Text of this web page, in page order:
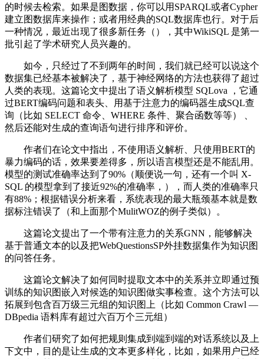
的时候去检索。如果是图数据，你可以用SPARQL或者Cypher
建立图数据库来操作；或者用经典的SQL数据库也行。对于后
一种情况，最近出现了很多新任务（），其中WikiSQL 是第一
批引起了学术研究人员兴趣的。
如今，只经过了不到两年的时间，我们就已经可以说这个
数据集已经基本被解决了，基于神经网络的方法也获得了超过
人类的表现。这篇论文中提出了语义解析模型 SQLova ，它通
过BERT编码问题和表头、用基于注意力的编码器生成SQL查
询（比如 SELECT 命令、WHERE 条件、聚合函数等等） 、
然后还能对生成的查询语句进行排序和评价。
作者们在论文中指出，不使用语义解析、只使用BERT的
暴力编码的话，效果要差得多，所以语言模型还是不能乱用。
模型的测试准确率达到了90%（顺便说一句，还有一个叫 X-
SQL 的模型拿到了接近92%的准确率，），而人类的准确率只
有88%；根据错误分析来看，系统表现的最大瓶颈基本就是数
据标注错误了（和上面那个MulitWOZ的例子类似）。
这篇论文提出了一个带有注意力的关系GNN，能够解决
基于普通文本的以及把WebQuestionsSP外挂数据集作为知识图
的问答任务。
这篇论文解决了如何同时提取文本中的关系并立即通过预
训练的知识图嵌入对候选的知识图做实事检查。这个方法可以
拓展到包含百万级三元组的知识图上（比如 Common Crawl —
DBpedia 语料库有超过六百万个三元组）
作者们研究了如何把规则集成到端到端的对话系统以及上
下文中，目的是让生成的文本更多样化，比如，如果用户已经